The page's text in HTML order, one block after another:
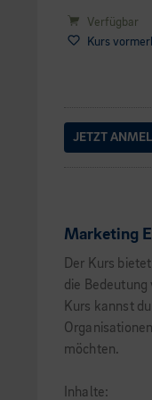
Verfügbar
Kurs
JETZT
Marketing
Der Kurs
die
Kurs kannst
möchten.
Inhalte: